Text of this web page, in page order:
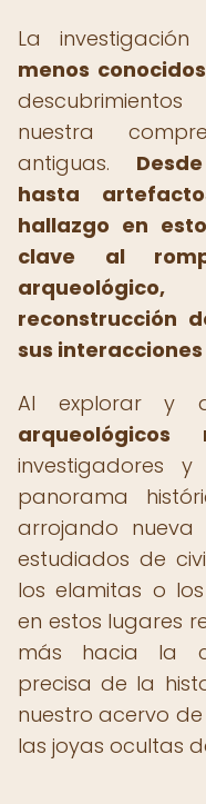
La
menos conocidos
nuestra
antiguas.
hasta
hallazgo en
clave al
reconstrucción
sus
Al explorar y
arqueológicos
investigadores
panorama
arrojando
estudiados de
los elamitas o
en estos lugares
más hacia la
precisa de la
nuestro acervo
las joyas ocultas